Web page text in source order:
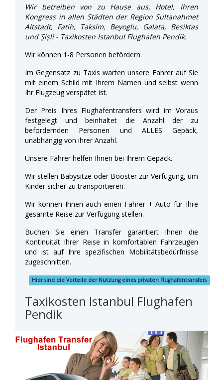
Wir betreiben von zu Hause aus, Hotel, Ihren
Kongress in allen Städten der Region Sultanahmet
Altstadt, Fatih, Taksim, Beyoglu, Galata, Besiktas
und Şişli - Taxikosten Istanbul Flughafen Pendik.
Wir können 1-8 Personen befördern.
Im Gegensatz zu Taxis warten unsere Fahrer auf Sie
mit einem Schild mit Ihrem Namen und selbst wenn
Ihr Flugzeug verspätet ist.
Der Preis Ihres Flughafentransfers wird im Voraus
festgelegt und beinhaltet die Anzahl der zu
befördernden Personen und ALLES Gepäck,
unabhängig von ihrer Anzahl.
Unsere Fahrer helfen Ihnen bei Ihrem Gepäck.
Wir stellen Babysitze oder Booster zur Verfügung, um
Kinder sicher zu transportieren.
Wir können Ihnen auch einen Fahrer + Auto für Ihre
gesamte Reise zur Verfügung stellen.
Buchen Sie einen Transfer garantiert Ihnen die
Kontinuität Ihrer Reise in komfortablen Fahrzeugen
und ist auf Ihre spezifischen Mobilitätsbedürfnisse
zugeschnitten.
Hier sind die Vorteile der Nutzung eines privaten Flughafentransfers
Taxikosten Istanbul Flughafen
Pendik